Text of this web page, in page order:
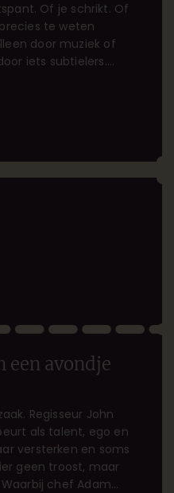
Of je schrikt. Of
te weten
door muziek of
iets subtielers.
een avondje
Regisseur John
als talent, ego en
versterken en soms
geen troost, maar
chef Adam